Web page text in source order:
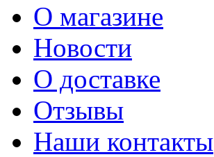
О магазине
Новости
О доставке
Отзывы
Наши контакты